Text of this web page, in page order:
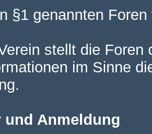
§1 genannten
stellt die
im Sinne
und Anmeldung